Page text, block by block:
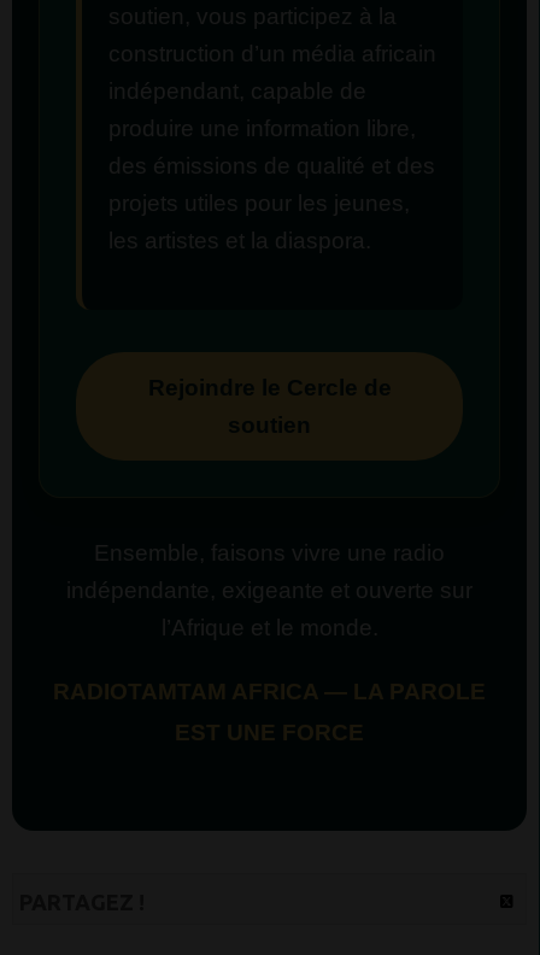
soutien, vous participez à la
construction d’un média africain
indépendant, capable de
produire une information libre,
des émissions de qualité et des
projets utiles pour les jeunes,
les artistes et la diaspora.
Rejoindre le Cercle de
soutien
Ensemble, faisons vivre une radio
indépendante, exigeante et ouverte sur
l’Afrique et le monde.
RADIOTAMTAM AFRICA — LA PAROLE
EST UNE FORCE